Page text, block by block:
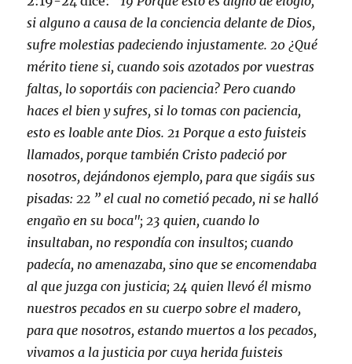
si alguno a causa de la conciencia delante de Dios,
sufre molestias padeciendo injustamente. 20 ¿Qué
mérito tiene si, cuando sois azotados por vuestras
faltas, lo soportáis con paciencia? Pero cuando
haces el bien y sufres, si lo tomas con paciencia,
esto es loable ante Dios. 21 Porque a esto fuisteis
llamados, porque también Cristo padeció por
nosotros, dejándonos ejemplo, para que sigáis sus
pisadas: 22 ” el cual no cometió pecado, ni se halló
engaño en su boca"; 23 quien, cuando lo
insultaban, no respondía con insultos; cuando
padecía, no amenazaba, sino que se encomendaba
al que juzga con justicia; 24 quien llevó él mismo
nuestros pecados en su cuerpo sobre el madero,
para que nosotros, estando muertos a los pecados,
vivamos a la justicia por cuya herida fuisteis